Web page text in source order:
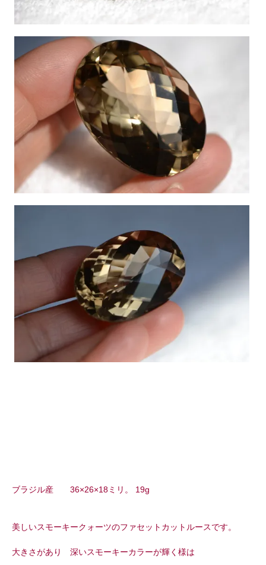
ブラジル産 36×26×18ミリ。 19g
美しいスモーキークォーツのファセットカットルースです。
大きさがあり 深いスモーキーカラーが輝く様は